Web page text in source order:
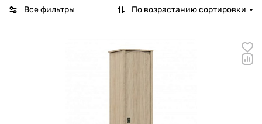
Все фильтры По возрастанию сортировки